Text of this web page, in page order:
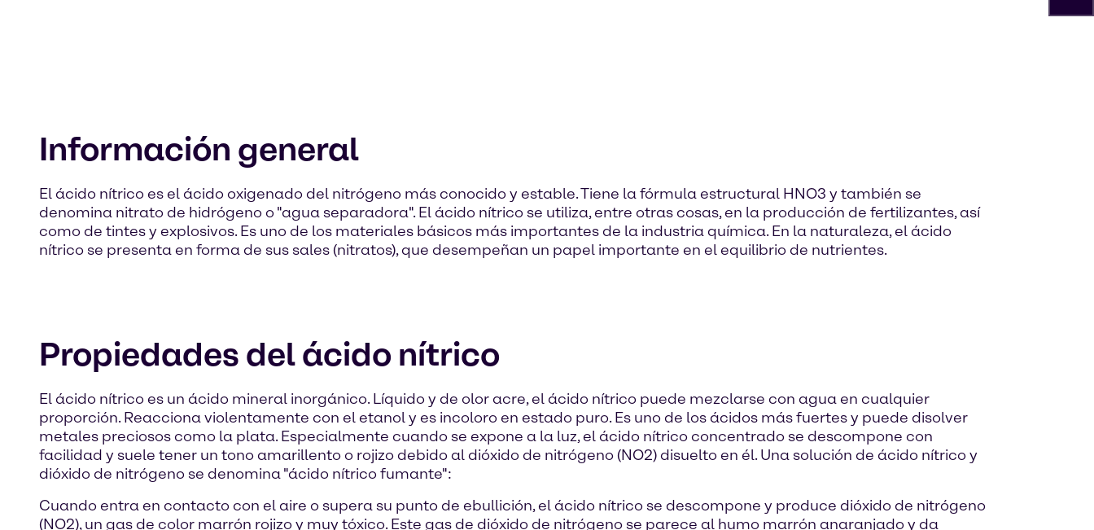
Información general
El ácido nítrico es el ácido oxigenado del nitrógeno más conocido y estable. Tiene la fórmula estructural HNO3 y también se
denomina nitrato de hidrógeno o "agua separadora". El ácido nítrico se utiliza, entre otras cosas, en la producción de fertilizantes, así
como de tintes y explosivos. Es uno de los materiales básicos más importantes de la industria química. En la naturaleza, el ácido
nítrico se presenta en forma de sus sales (nitratos), que desempeñan un papel importante en el equilibrio de nutrientes.
Propiedades del ácido nítrico
El ácido nítrico es un ácido mineral inorgánico. Líquido y de olor acre, el ácido nítrico puede mezclarse con agua en cualquier
proporción. Reacciona violentamente con el etanol y es incoloro en estado puro. Es uno de los ácidos más fuertes y puede disolver
metales preciosos como la plata. Especialmente cuando se expone a la luz, el ácido nítrico concentrado se descompone con
facilidad y suele tener un tono amarillento o rojizo debido al dióxido de nitrógeno (NO2) disuelto en él. Una solución de ácido nítrico y
dióxido de nitrógeno se denomina "ácido nítrico fumante":
Cuando entra en contacto con el aire o supera su punto de ebullición, el ácido nítrico se descompone y produce dióxido de nitrógeno
(NO2), un gas de color marrón rojizo y muy tóxico. Este gas de dióxido de nitrógeno se parece al humo marrón anaranjado y da